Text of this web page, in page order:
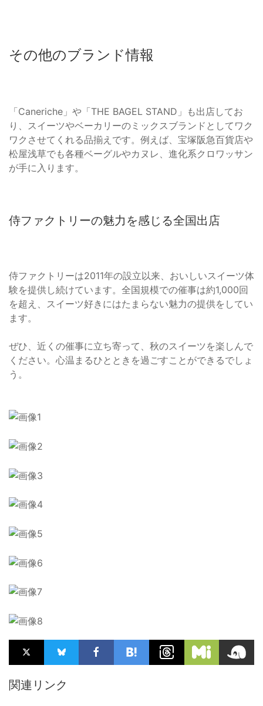
その他のブランド情報
「Caneriche」や「THE BAGEL STAND」も出店してお
り、スイーツやベーカリーのミックスブランドとしてワク
ワクさせてくれる品揃えです。例えば、宝塚阪急百貨店や
松屋浅草でも各種ベーグルやカヌレ、進化系クロワッサン
が手に入ります。
侍ファクトリーの魅力を感じる全国出店
侍ファクトリーは2011年の設立以来、おいしいスイーツ体
験を提供し続けています。全国規模での催事は約1,000回
を超え、スイーツ好きにはたまらない魅力の提供をしてい
ます。
ぜひ、近くの催事に立ち寄って、秋のスイーツを楽しんで
ください。心温まるひとときを過ごすことができるでしょ
う。
関連リンク